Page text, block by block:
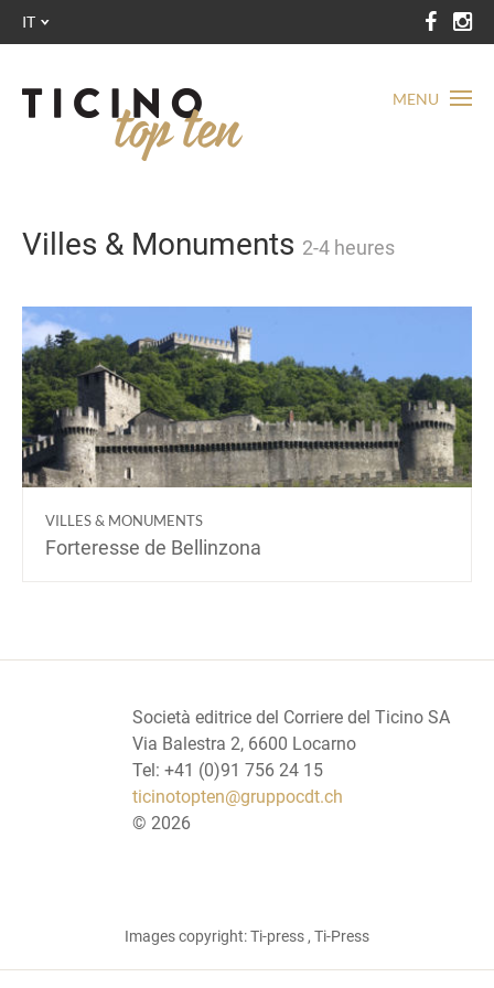
MENU
IT
Villes & Monuments 2-4 heures
VILLES & MONUMENTS
Forteresse de Bellinzona
Società editrice del Corriere del Ticino SA
Via Balestra 2, 6600 Locarno
Tel: +41 (0)91 756 24 15
ticinotopten@gruppocdt.ch
© 2026
Images copyright: Ti-press , Ti-Press